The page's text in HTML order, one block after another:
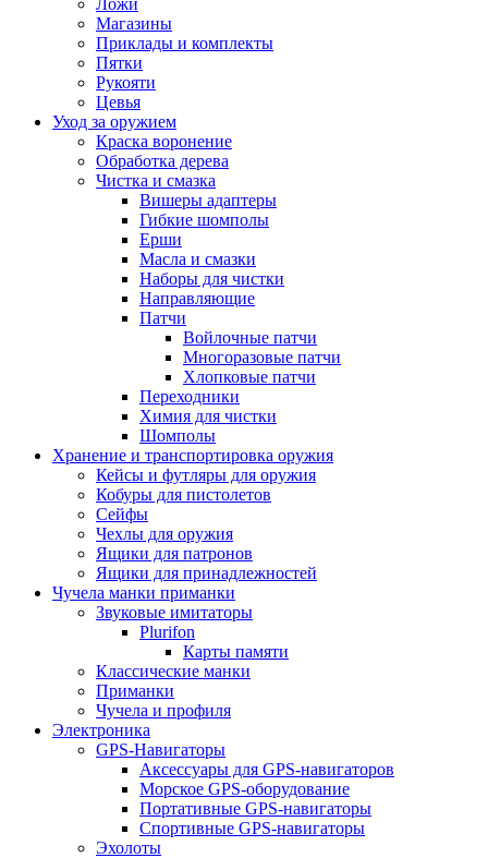
Ложи
Магазины
Приклады и комплекты
Пятки
Рукояти
Цевья
Уход за оружием
Краска воронение
Обработка дерева
Чистка и смазка
Вишеры адаптеры
Гибкие шомполы
Ерши
Масла и смазки
Наборы для чистки
Направляющие
Патчи
Войлочные патчи
Многоразовые патчи
Хлопковые патчи
Переходники
Химия для чистки
Шомполы
Хранение и транспортировка оружия
Кейсы и футляры для оружия
Кобуры для пистолетов
Сейфы
Чехлы для оружия
Ящики для патронов
Ящики для принадлежностей
Чучела манки приманки
Звуковые имитаторы
Plurifon
Карты памяти
Классические манки
Приманки
Чучела и профиля
Электроника
GPS-Навигаторы
Аксессуары для GPS-навигаторов
Морское GPS-оборудование
Портативные GPS-навигаторы
Спортивные GPS-навигаторы
Эхолоты